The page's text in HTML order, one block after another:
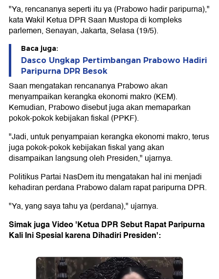
"Ya, rencananya seperti itu ya (Prabowo hadir paripurna),"
kata Wakil Ketua DPR Saan Mustopa di kompleks
parlemen, Senayan, Jakarta, Selasa (19/5).
Baca juga:
Dasco Ungkap Pertimbangan Prabowo Hadiri
Paripurna DPR Besok
Saan mengatakan rencananya Prabowo akan
menyampaikan kerangka ekonomi makro (KEM).
Kemudian, Prabowo disebut juga akan memaparkan
pokok-pokok kebijakan fiskal (PPKF).
"Jadi, untuk penyampaian kerangka ekonomi makro, terus
juga pokok-pokok kebijakan fiskal yang akan
disampaikan langsung oleh Presiden," ujarnya.
Politikus Partai NasDem itu mengatakan hal ini menjadi
kehadiran perdana Prabowo dalam rapat paripurna DPR.
"Ya, yang saya tahu ya (perdana)," ujarnya.
Simak juga Video 'Ketua DPR Sebut Rapat Paripurna
Kali Ini Spesial karena Dihadiri Presiden':